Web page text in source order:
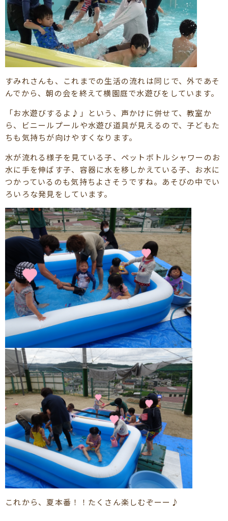
すみれさんも、これまでの生活の流れは同じで、外であそ
んでから、朝の会を終えて横園庭で水遊びをしています。
「お水遊びするよ♪」という、声かけに併せて、教室か
ら、ビニールプールや水遊び道具が見えるので、子どもた
ちも気持ちが向けやすくなります。
水が流れる様子を見ている子、ペットボトルシャワーのお
水に手を伸ばす子、容器に水を移しかえている子、お水に
つかっているのも気持ちよさそうですね。あそびの中でい
ろいろな発見をしています。
これから、夏本番！！たくさん楽しむぞーー♪